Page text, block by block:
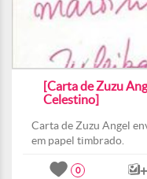
[Carta de Zuzu
Celestino]
Carta de Zuzu Angel
em papel timbrado.
0